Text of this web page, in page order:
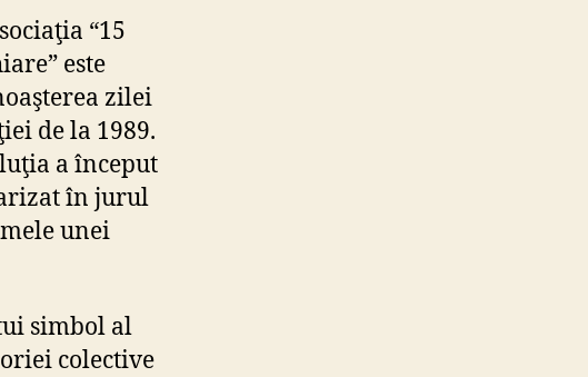
“15
este
zilei
de la 1989.
a început
în jurul
unei
simbol al
colective